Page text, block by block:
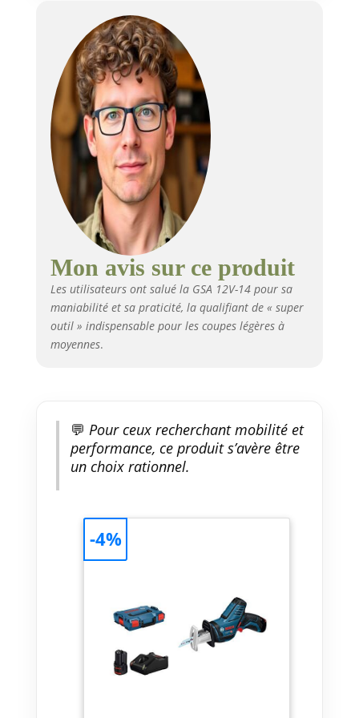
compatibles avec les outils
Bosch Professional nouveaux et
existants dans la même classe
de tension. Livré avec : GSA 12V-
14, 2 batteries 12V 3, 0 Ah,
chargeur rapide, 2 lames (S 522
EF/ S 511 DF), calage L-BOXX
pour chargeur, calage L-BOXX
pour outil, L-BOXX 102,
couvercle pour calage L-BOXX
Mon avis sur ce produit
Les utilisateurs ont salué la GSA 12V-14 pour sa
maniabilité et sa praticité, la qualifiant de « super
outil » indispensable pour les coupes légères à
moyennes.
💬 Pour ceux recherchant mobilité et
performance, ce produit s’avère être
un choix rationnel.
-4%